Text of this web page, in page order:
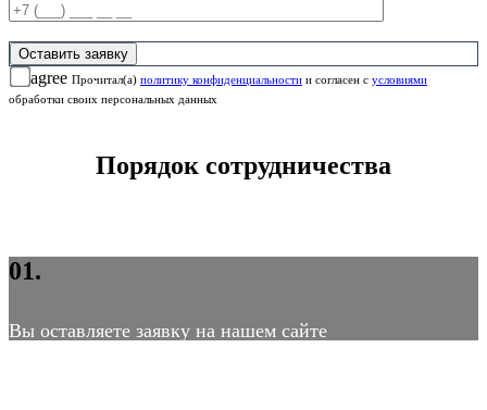
agree Прочитал(а) политику конфиденциальности и согласен с условиями
обработки своих персональных данных
Порядок сотрудничества
01.
Вы оставляете заявку на нашем сайте